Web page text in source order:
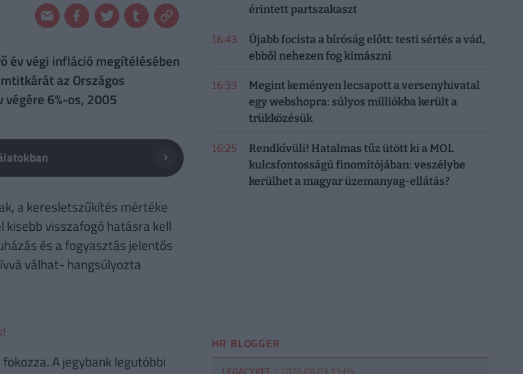
év végi infláció megítélésében
az Országos
végére 6%-os, 2005
a keresletszűkítés mértéke
kisebb visszafogó hatásra kell
és a fogyasztás jelentős
válhat- hangsúlyozta
A jegybank legutóbbi
érintett partszakaszt
16:43
Újabb focista a bíróság előtt: testi sértés a vád,
ebből nehezen fog kimászni
16:33
Megint keményen lecsapott a versenyhivatal
egy webshopra: súlyos milliókba került a
trükközésük
16:25
Rendkívüli! Hatalmas tűz ütött ki a MOL
kulcsfontosságú finomítójában: veszélybe
kerülhet a magyar üzemanyag-ellátás?
HR BLOGGER
LEGACYKFT| 2026.08.03 13:05